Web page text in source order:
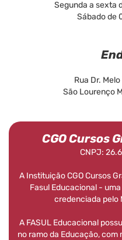
Segunda a sexta
Sábado de
Rua Dr.
São Lourenço
CGO Cursos
CNPJ:
A Instituição CGO Cursos
Fasul Educacional -
credenciada pelo
A FASUL Educacional
no ramo da Educação, com